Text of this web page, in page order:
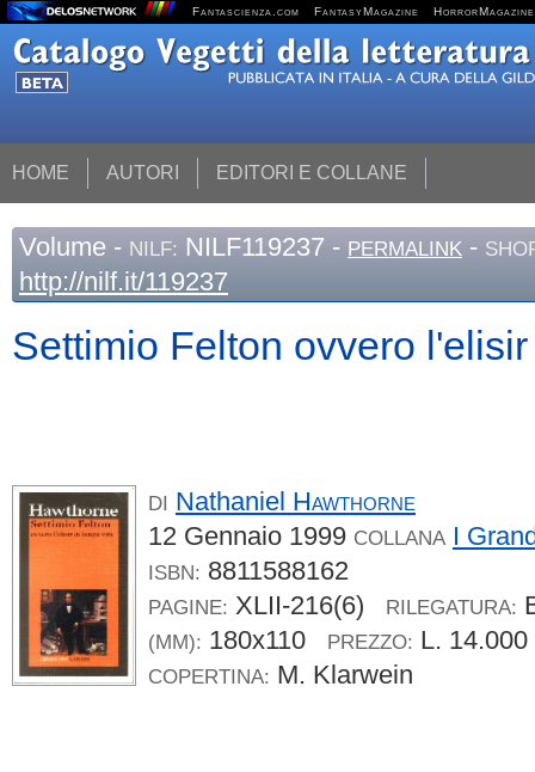
Fantascienza.com FantasyMagazine HorrorMagazine
HOME AUTORI EDITORI E COLLANE
Volume - NILF: NILF119237 - PERMALINK -
http://nilf.it/119237
Settimio Felton ovvero
DI Nathaniel Hawthorne
12 Gennaio 1999 COLLANA I
ISBN: 8811588162
PAGINE: XLII-216(6) RILEGATURA:
(MM): 180x110 PREZZO: L.
COPERTINA: M. Klarwein